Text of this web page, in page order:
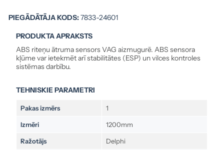
PIEGĀDĀTĀJA KODS:7833-24601
PRODUKTA APRAKSTS
ABS riteņu ātruma sensors VAG aizmugurē. ABS sensora
kļūme var ietekmēt arī stabilitātes (ESP) un vilces kontroles
sistēmas darbību.
TEHNISKIE PARAMETRI
Pakas izmērs 1
Izmēri 1200mm
Ražotājs Delphi